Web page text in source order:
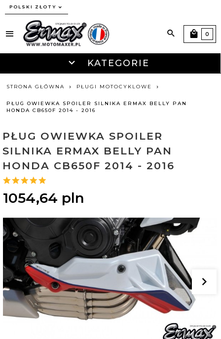
currency_h
POLSKI ZŁOTY
KATEGORIE
0
STRONA GŁÓWNA PŁUGI MOTOCYKLOWE
PŁUG OWIEWKA SPOILER SILNIKA ERMAX BELLY PAN
HONDA CB650F 2014 - 2016
PŁUG OWIEWKA SPOILER
SILNIKA ERMAX BELLY PAN
HONDA CB650F 2014 - 2016
1054,64 pln